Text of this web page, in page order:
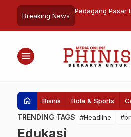
Breaking News
Gubernuran
Pedagang Pasar
Perumda Pasar
menu
home Bisnis Bola & Sports
TRENDING TAGS #Headline
Edukasi